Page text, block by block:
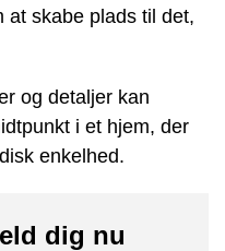
at skabe plads til det,
og detaljer kan
i et hjem, der
enkelhed.
dig nu